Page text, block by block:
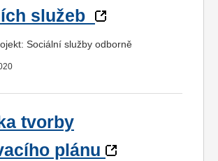
služeb
Sociální služby odborně
tvorby
plánu